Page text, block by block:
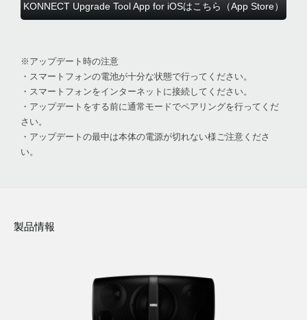
KONNECT Upgrade Tool App for iOSはこちら（App Store）
※アップデート時の注意
・スマートフォンの電池が十分な状態で行ってください。
・スマートフォンをインターネットに接続してください。
・アップデートをする前に通常モードでペアリングを行ってくだ
さい。
・アップデートの最中は本体の電源が切れない様ご注意くださ
い。
製品情報